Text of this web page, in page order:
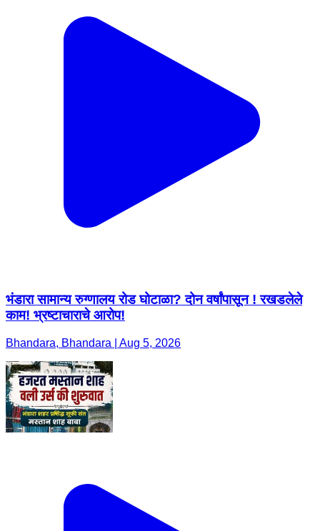
भंडारा सामान्य रुग्णालय रोड घोटाळा? दोन वर्षांपासून ! रखडलेले
काम! भ्रष्टाचाराचे आरोप!
Bhandara, Bhandara | Aug 5, 2026